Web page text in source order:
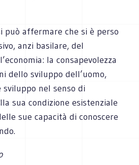
può affermare che si è perso
anzi basilare, del
la consapevolezza
dello sviluppo dell’uomo,
nel senso di
sua condizione esistenziale
sue capacità di conoscere